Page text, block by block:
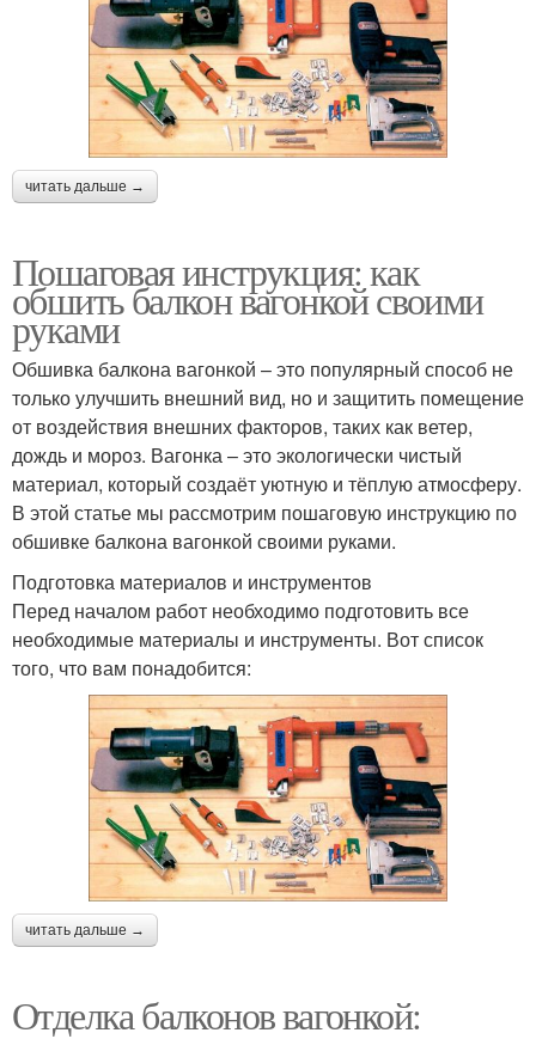
читать дальше →
Пошаговая инструкция: как
обшить балкон вагонкой своими
руками
Обшивка балкона вагонкой – это популярный способ не
только улучшить внешний вид, но и защитить помещение
от воздействия внешних факторов, таких как ветер,
дождь и мороз. Вагонка – это экологически чистый
материал, который создаёт уютную и тёплую атмосферу.
В этой статье мы рассмотрим пошаговую инструкцию по
обшивке балкона вагонкой своими руками.
Подготовка материалов и инструментов
Перед началом работ необходимо подготовить все
необходимые материалы и инструменты. Вот список
того, что вам понадобится:
читать дальше →
Отделка балконов вагонкой: